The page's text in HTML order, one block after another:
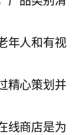
年人和有视
精心策划并
线商店是为